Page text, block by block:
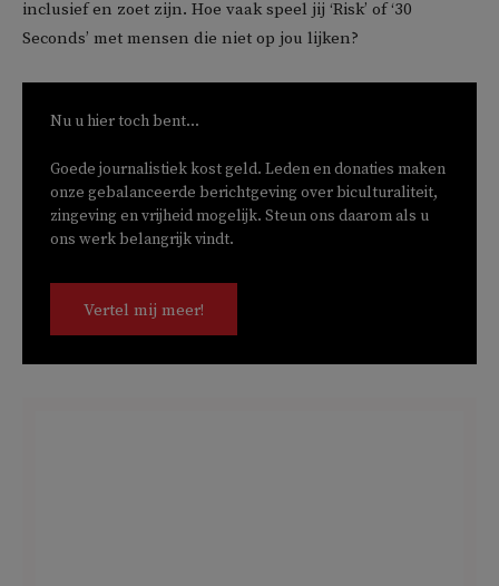
inclusief en zoet zijn. Hoe vaak speel jij ‘Risk’ of ‘30
Seconds’ met mensen die niet op jou lijken?
Nu u hier toch bent...
Goede journalistiek kost geld. Leden en donaties maken
onze gebalanceerde berichtgeving over biculturaliteit,
zingeving en vrijheid mogelijk. Steun ons daarom als u
ons werk belangrijk vindt.
Vertel mij meer!